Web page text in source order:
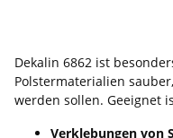
Dekalin 6862 ist
Polstermaterialien
werden sollen. Geeignet
Verklebungen von